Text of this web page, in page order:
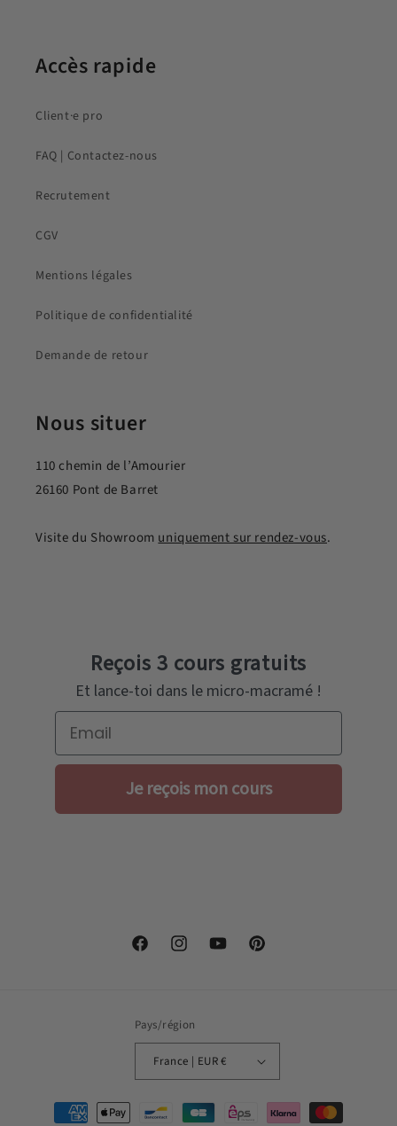
Accès rapide
Client·e pro
FAQ | Contactez-nous
Recrutement
CGV
Mentions légales
Politique de confidentialité
Demande de retour
Nous situer
110 chemin de l’Amourier
26160 Pont de Barret
Visite du Showroom uniquement sur rendez-vous.
Reçois 3 cours gratuits
Et lance-toi dans le micro-macramé !
Email
Je reçois mon cours
FacebookInstagramYouTubePinterest
Pays/région
France | EUR €
Moyens